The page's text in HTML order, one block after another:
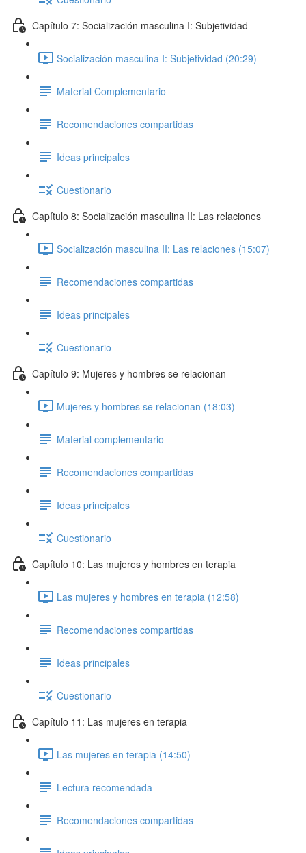
Capítulo 7: Socialización masculina I: Subjetividad
Socialización masculina I: Subjetividad (20:29)
Material Complementario
Recomendaciones compartidas
Ideas principales
Cuestionario
Capítulo 8: Socialización masculina II: Las relaciones
Socialización masculina II: Las relaciones (15:07)
Recomendaciones compartidas
Ideas principales
Cuestionario
Capítulo 9: Mujeres y hombres se relacionan
Mujeres y hombres se relacionan (18:03)
Material complementario
Recomendaciones compartidas
Ideas principales
Cuestionario
Capítulo 10: Las mujeres y hombres en terapia
Las mujeres y hombres en terapia (12:58)
Recomendaciones compartidas
Ideas principales
Cuestionario
Capítulo 11: Las mujeres en terapia
Las mujeres en terapia (14:50)
Lectura recomendada
Recomendaciones compartidas